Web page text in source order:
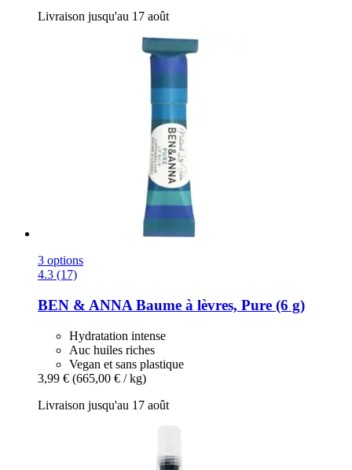
Livraison jusqu'au 17 août
3 options
4.3 (17)
BEN & ANNA Baume à lèvres, Pure (6 g)
Hydratation intense
Auc huiles riches
Vegan et sans plastique
3,99 € (665,00 € / kg)
Livraison jusqu'au 17 août